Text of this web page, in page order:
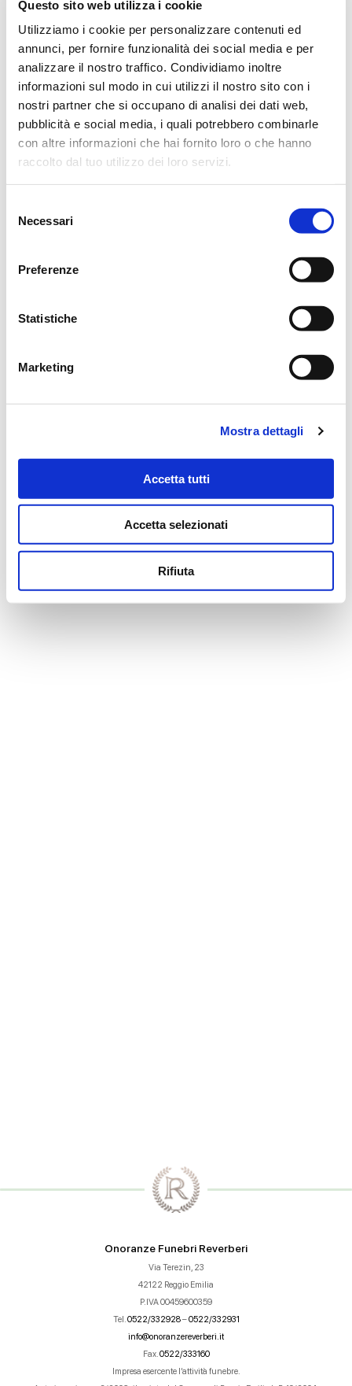
Questo sito web utilizza i cookie
Utilizziamo i cookie per personalizzare contenuti ed
annunci, per fornire funzionalità dei social media e per
analizzare il nostro traffico. Condividiamo inoltre
informazioni sul modo in cui utilizzi il nostro sito con i
nostri partner che si occupano di analisi dei dati web,
pubblicità e social media, i quali potrebbero combinarle
con altre informazioni che hai fornito loro o che hanno
raccolto dal tuo utilizzo dei loro servizi.
delNecessari
Preferenze
Statistiche
Marketing
Mostra dettagli
Accetta tutti
Accetta selezionati
Rifiuta
Si ringraziano anticipatamente coloro che interverranno alla
cerimonia.
Reggio Emilia, 23 Luglio 2023
CASA FUNERARIA REVERBRI
FESTIVI
18
FERIALI
SCRIVI ORA
Il tuo indirizzo email non sarà pubblicato.
NOME*
Onoranze Funebri Reverberi
Via Terezin, 23
42122 Reggio Emilia
P.IVA 00459600359
Tel. 0522/332928–0522/332931
info@onoranzereverberi.it
Fax. 0522/333160
Impresa esercente l’attività funebre.